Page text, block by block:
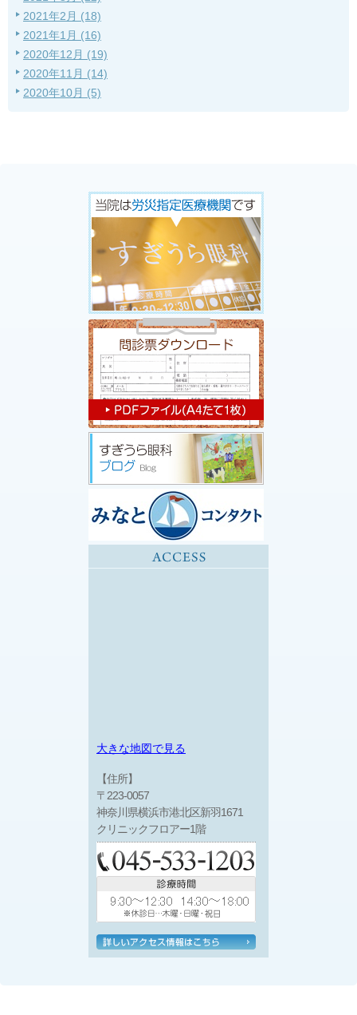
2021年2月 (18)
2021年1月 (16)
2020年12月 (19)
2020年11月 (14)
2020年10月 (5)
大きな地図で見る
【住所】
〒223-0057
神奈川県横浜市港北区新羽1671
クリニックフロアー1階